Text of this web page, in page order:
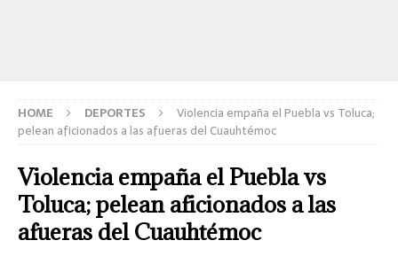
HOME DEPORTES
Violencia empaña el Puebla vs Toluca;
pelean aficionados a las afueras del Cuauhtémoc
Violencia empaña el Puebla vs
Toluca; pelean aficionados a las
afueras del Cuauhtémoc